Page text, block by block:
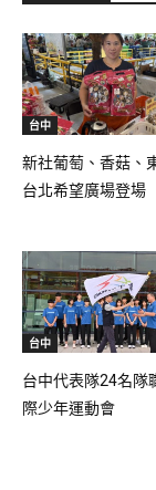
台中
新社葡萄、香菇、
台北希望廣場登場
台中
台中代表隊24名隊
際少年運動會